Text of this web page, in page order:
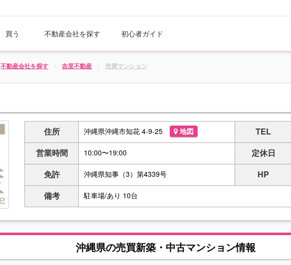
買う 不動産会社を探す 初心者ガイド
不動産会社を探す 吉里不動産 売買マンション
住所 沖縄県沖縄市知花 4-9-25 地図 TEL
営業時間 10:00〜19:00 定休日
免許 沖縄県知事（3）第4339号
HP
備考
駐車場/あり 10台
沖縄県の売買新築・中古マンション情報